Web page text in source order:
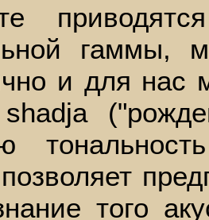
гаммы,
и для нас
того